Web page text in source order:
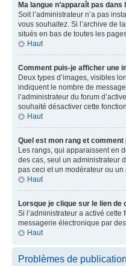
Ma langue n’apparaît pas dans
Soit l’administrateur n’a pas
vous souhaitez. Si l’archive de
situés en bas de toutes les
Haut
Comment puis-je afficher une
Deux types d’images, visibles
indiquent le nombre de
l’administrateur du forum
souhaité désactiver cette
Haut
Quel est mon rang et
Les rangs, qui apparaissent en
des cas, seul un administrateur
pas ceci et un modérateur ou
Haut
Lorsque je clique sur le lien de
Si l’administrateur a activé
messagerie électronique par
Haut
Problèmes de publication